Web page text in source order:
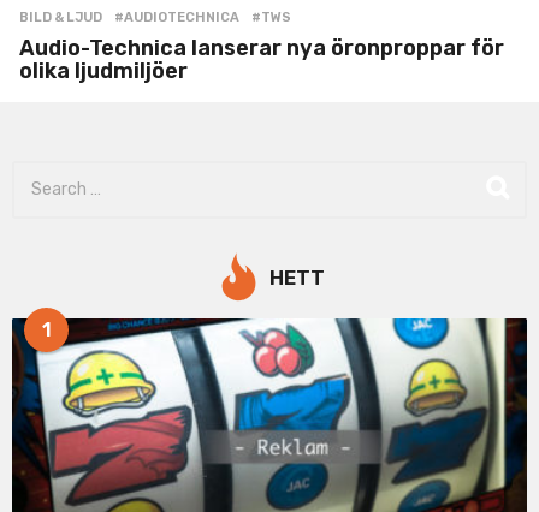
BILD & LJUD #AUDIOTECHNICA ,#TWS
Audio-Technica lanserar nya öronproppar för
olika ljudmiljöer
o
r
HETT
1